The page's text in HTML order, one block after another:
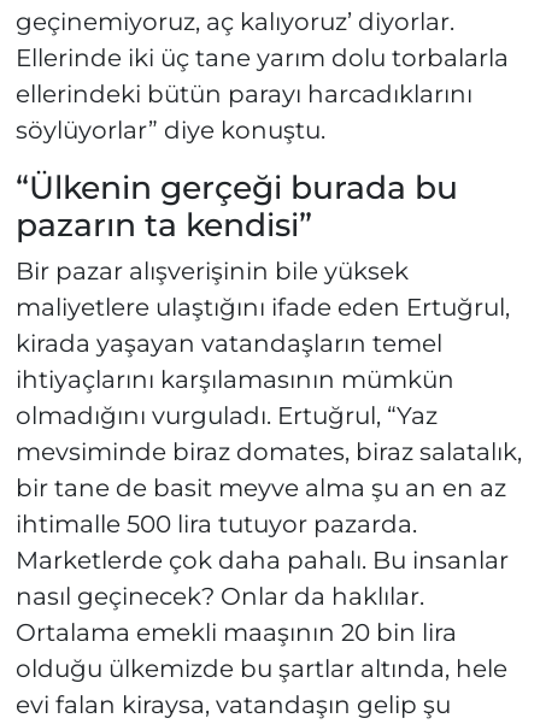
geçinemiyoruz, aç kalıyoruz’ diyorlar.
Ellerinde iki üç tane yarım dolu torbalarla
ellerindeki bütün parayı harcadıklarını
söylüyorlar” diye konuştu.
“Ülkenin gerçeği burada bu
pazarın ta kendisi”
Bir pazar alışverişinin bile yüksek
maliyetlere ulaştığını ifade eden Ertuğrul,
kirada yaşayan vatandaşların temel
ihtiyaçlarını karşılamasının mümkün
olmadığını vurguladı. Ertuğrul, “Yaz
mevsiminde biraz domates, biraz salatalık,
bir tane de basit meyve alma şu an en az
ihtimalle 500 lira tutuyor pazarda.
Marketlerde çok daha pahalı. Bu insanlar
nasıl geçinecek? Onlar da haklılar.
Ortalama emekli maaşının 20 bin lira
olduğu ülkemizde bu şartlar altında, hele
evi falan kiraysa, vatandaşın gelip şu